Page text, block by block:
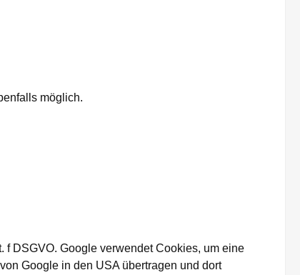
möglich.
f DSGVO. Google verwendet Cookies, um eine
Google in den USA übertragen und dort